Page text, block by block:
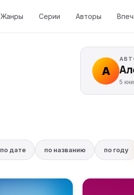
Жанры Серии Авторы
А
5
по дате по названию по году